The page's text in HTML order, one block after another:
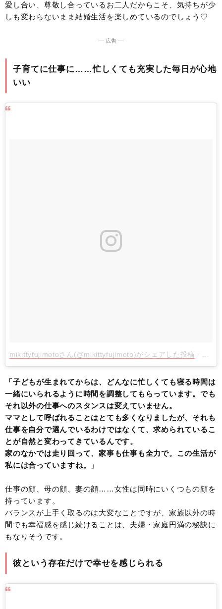
愛し合い、尊敬し合っているお二人だからこそ、気持ちが少
しも変わらないまま結婚生活を楽しめているのでしょう♡
― 広告 ―
子育てに仕事に……忙しくても充実した毎日が心地
いい
mikittyfujimotoさん(@mikittyfujimoto)がシェアした投稿 -
「子どもが生まれてからは、どんなに忙しくても寝る時間は
一緒にいられるように時間を調整してもらっています。でも
それ以外の仕事へのスタンスは変えていません。
ママとして呼ばれることはとても多くなりましたが、それも
仕事を自分で選んでいるわけではなくて、求められているこ
とが自然と変わってきているんです。
家のなかでは走り回って、家事も仕事も全力で。この生活が
私には合っていますね。」
仕事の顔、母の顔、妻の顔……女性は同時にいくつもの顔を
持っています。
バランスが上手く取るのは大変なことですが、家族以外の時
間でも幸福感を感じ続けることは、夫婦・家庭円満の秘訣に
もなりそうです。
彼という存在だけで幸せを感じられる